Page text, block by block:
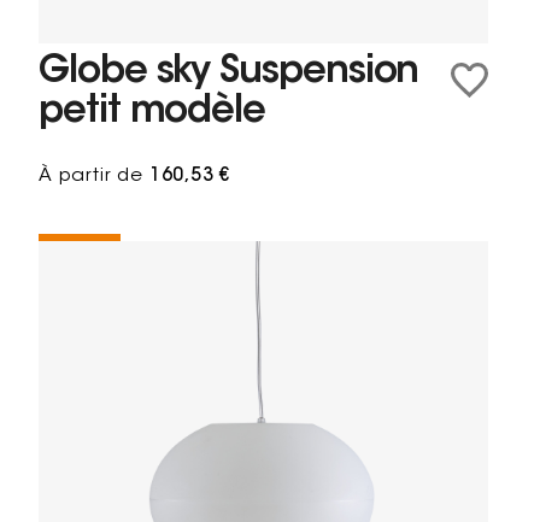
Globe sky Suspension
petit modèle
À partir de 160,53 €